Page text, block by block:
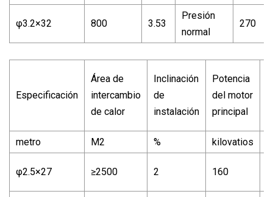
φ3.2×32 800 3.53
Presión
normal
270
Especificación
Área de
intercambio
de calor
Inclinación
de
instalación
Potencia
del motor
principal
metro M2 % kilovatios
φ2.5×27 ≥2500 2 160